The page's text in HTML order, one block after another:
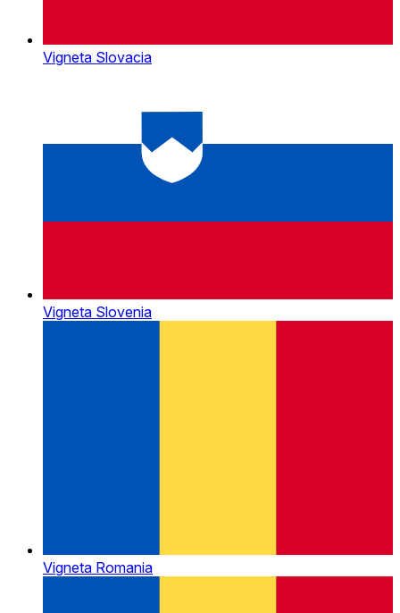
Vigneta Slovacia
Vigneta Slovenia
Vigneta Romania